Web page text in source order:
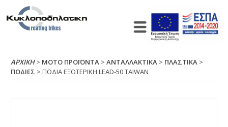
ΑΡΧΙΚΉ> ΜΟΤΟ ΠΡΟΪΟΝΤΑ >ΑΝΤΑΛΛΑΚΤΙΚΑ > ΠΛΑΣΤΙΚΑ >
ΠΟΔΙΕΣ > ΠΟΔΙΑ ΕΞΩΤΕΡΙΚΗ LΕΑD-50 ΤΑΙWΑΝ